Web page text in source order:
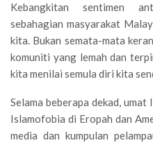
Kebangkitan sentimen
sebahagian masyarakat
kita. Bukan semata-mata
komuniti yang lemah dan
kita menilai semula diri kita
Selama beberapa dekad, umat
Islamofobia di Eropah dan
media dan kumpulan